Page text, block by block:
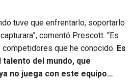
tuve que enfrentarlo, soportarlo
comentó Prescott. “Es
que he conocido. Es
del mundo, que
no juega con este equipo…